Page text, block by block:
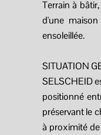
Terrain à
d'une
ensoleillée.
SITUATION
SELSCHEID
positionné
préservant le
à proximité